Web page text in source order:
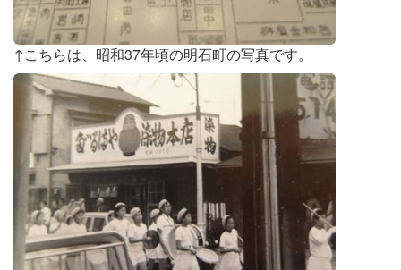
↑こちらは、昭和37年頃の明石町の写真です。